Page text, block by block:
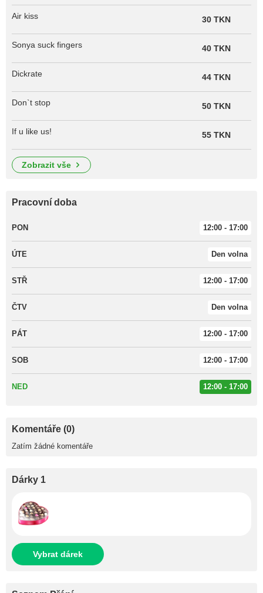
Air kiss 30 TKN
Sonya suck fingers 40 TKN
Dickrate 44 TKN
Don`t stop 50 TKN
If u like us! 55 TKN
zobrazit vše
Pracovní doba
PON 12:00 - 17:00
ÚTE Den volna
STŘ 12:00 - 17:00
ČTV Den volna
PÁT 12:00 - 17:00
SOB 12:00 - 17:00
NED 12:00 - 17:00
Komentáře (0)
Zatím žádné komentáře
Dárky 1
Vybrat dárek